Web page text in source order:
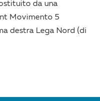
da una
Movimento 5
destra Lega Nord (di